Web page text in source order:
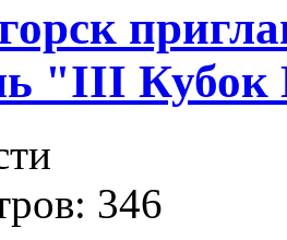
"III
346